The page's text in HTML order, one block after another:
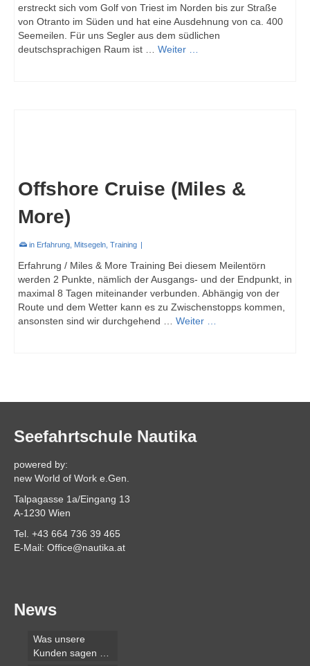
erstreckt sich vom Golf von Triest im Norden bis zur Straße
von Otranto im Süden und hat eine Ausdehnung von ca. 400
Seemeilen. Für uns Segler aus dem südlichen
deutschsprachigen Raum ist … Weiter …
Offshore Cruise (Miles &
More)
in Erfahrung Mitsegeln Training |
Erfahrung / Miles & More Training Bei diesem Meilentörn
werden 2 Punkte, nämlich der Ausgangs- und der Endpunkt, in
maximal 8 Tagen miteinander verbunden. Abhängig von der
Route und dem Wetter kann es zu Zwischenstopps kommen,
ansonsten sind wir durchgehend … Weiter …
Seefahrtschule Nautika
powered by:
new World of Work e.Gen.
Talpagasse 1a/Eingang 13
A-1230 Wien
Tel. +43 664 736 39 465
E-Mail: Office@nautika.at
News
Was unsere
Kunden sagen …